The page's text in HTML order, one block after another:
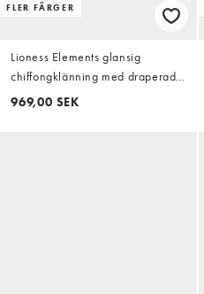
FLER FÄRGER
Lioness Elements glansig
chiffongklänning med draperad
detalj, ballongärm och knytband
969,00 SEK